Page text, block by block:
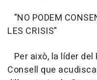
"NO PODEM
LES CRISIS"
Per això, la líder
Consell que